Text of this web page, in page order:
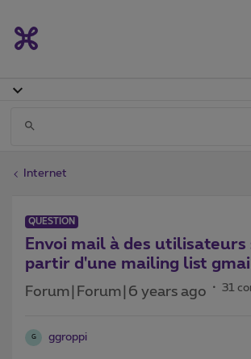
Internet
QUESTION
Envoi mail à des
partir d'une mailing list
Forum|Forum|6 years ago 31
G ggroppi